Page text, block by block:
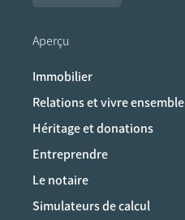
Aperçu
Immobilier
Relations et vivre ensemble
Héritage et donations
Entreprendre
Le notaire
Simulateurs de calcul